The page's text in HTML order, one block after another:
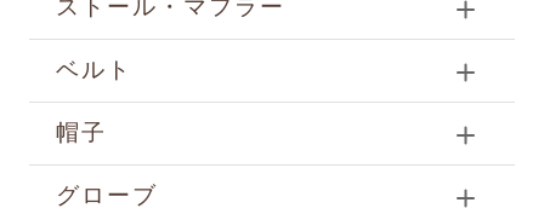
ストール・マフラー
ベルト
帽子
グローブ